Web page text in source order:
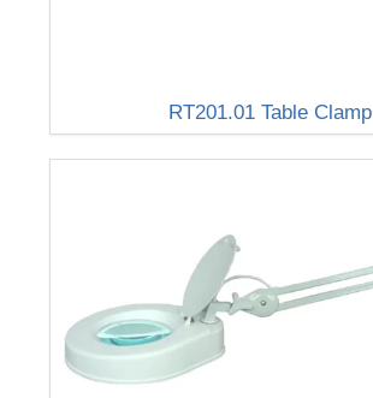
RT201.01 Table Clamp